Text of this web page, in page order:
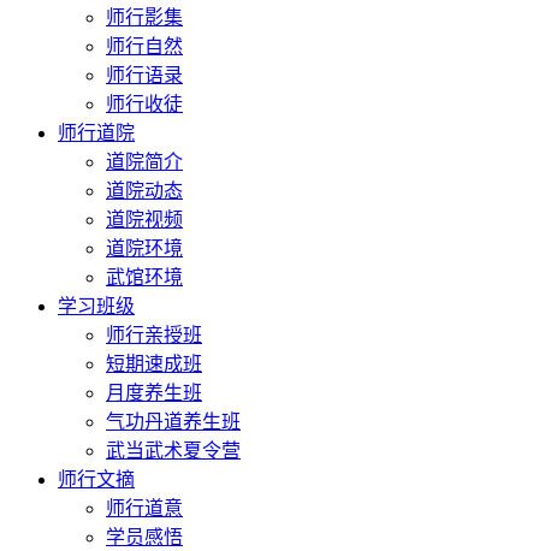
师行影集
师行自然
师行语录
师行收徒
师行道院
道院简介
道院动态
道院视频
道院环境
武馆环境
学习班级
师行亲授班
短期速成班
月度养生班
气功丹道养生班
武当武术夏令营
师行文摘
师行道意
学员感悟